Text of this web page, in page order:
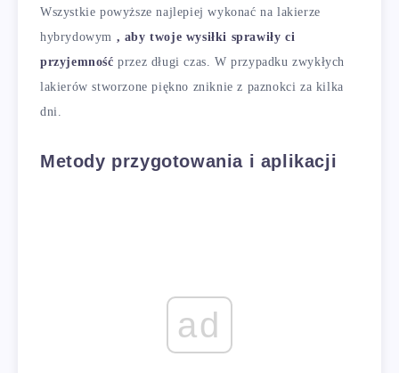
Wszystkie powyższe najlepiej wykonać na lakierze
hybrydowym , aby twoje wysiłki sprawiły ci
przyjemność przez długi czas. W przypadku zwykłych
lakierów stworzone piękno zniknie z paznokci za kilka
dni.
Metody przygotowania i aplikacji
ad